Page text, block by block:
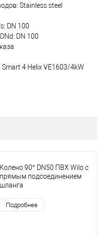
Stainless steel
DN 100
DN 100
4 Helix VE1603/4kW
Колено 90° DN50 ПВХ Wilo с
прямым подсоединением
шланга
Подробнее